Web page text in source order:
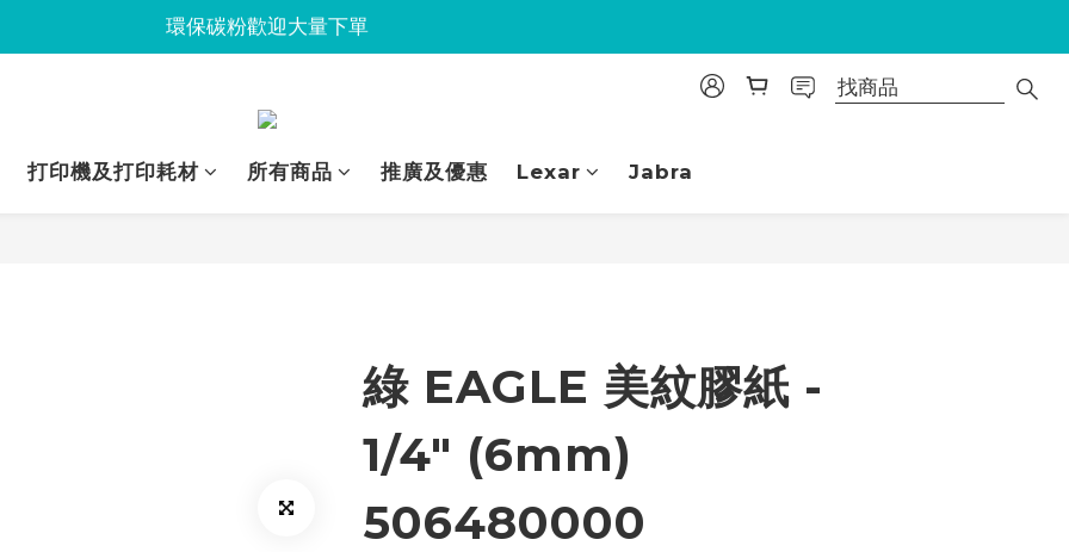
Jabra會議設備企業優惠已抵達Union
環保碳粉歡迎大量下單
打印機及打印耗材 所有商品 推廣及優惠 Lexar Jabra
綠 EAGLE 美紋膠紙 -
1/4" (6mm)
506480000